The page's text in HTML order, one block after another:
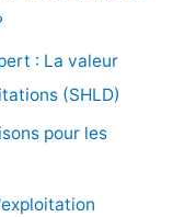
: La valeur
(SHLD)
pour les